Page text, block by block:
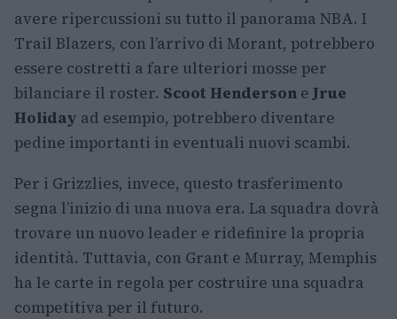
avere ripercussioni su tutto il panorama NBA. I
Trail Blazers, con l’arrivo di Morant, potrebbero
essere costretti a fare ulteriori mosse per
bilanciare il roster. Scoot Henderson eJrue
Holiday ad esempio, potrebbero diventare
pedine importanti in eventuali nuovi scambi.
Per i Grizzlies, invece, questo trasferimento
segna l’inizio di una nuova era. La squadra dovrà
trovare un nuovo leader e ridefinire la propria
identità. Tuttavia, con Grant e Murray, Memphis
ha le carte in regola per costruire una squadra
competitiva per il futuro.